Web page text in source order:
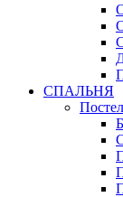
СПАЛЬНЯ